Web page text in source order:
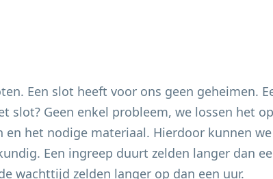
Een slot heeft voor ons geen geheimen.
slot? Geen enkel probleem, we lossen het
en het nodige materiaal. Hierdoor kunnen
Een ingreep duurt zelden langer dan
wachttijd zelden langer op dan een uur.